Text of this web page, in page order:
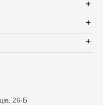
проконсультувати вас,
26-Б